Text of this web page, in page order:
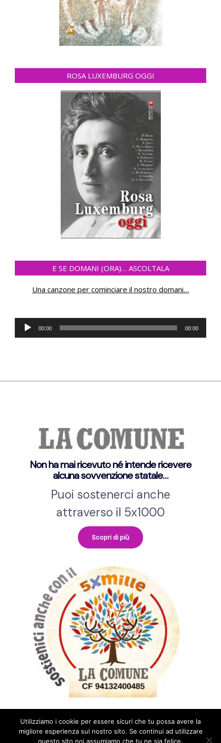
ROSA LUXEMBURG OGGI
E SE DOMANI (ORA)… ASCOLTALA
Una canzone per cominciare il nostro domani…
Audio
Player
00:00 00:00
Non ha mai ricevuto né intende ricevere
alcuna sovvenzione statale…
Puoi sostenerci anche
attraverso il 5x1000
Scopri di più
Utilizziamo i cookie per essere sicuri che tu possa avere la
migliore esperienza sul nostro sito. Se continui ad utilizzare
questo sito noi assumiamo che tu ne sia felice.